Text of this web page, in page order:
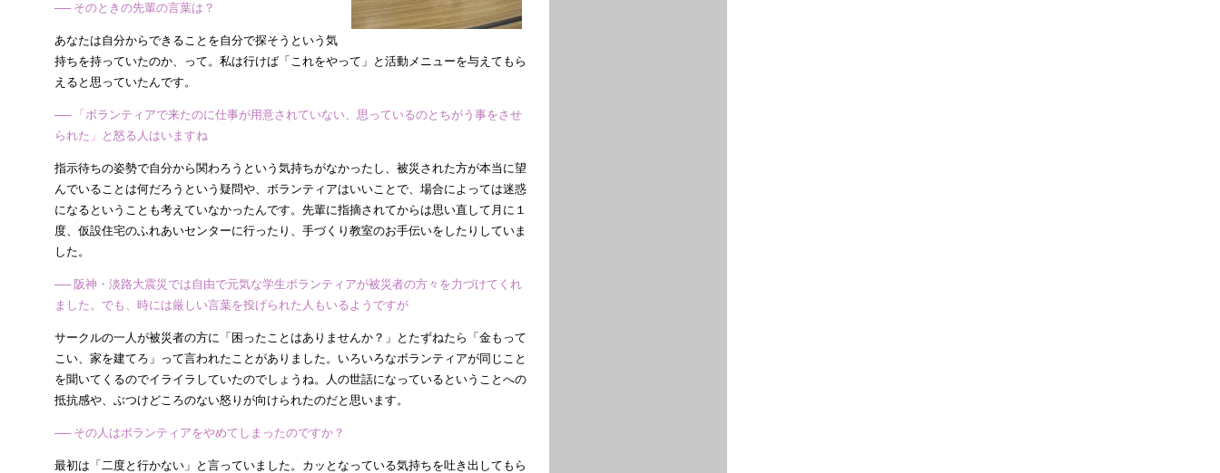
── そのときの先輩の言葉は？
あなたは自分からできることを自分で探そうという気
持ちを持っていたのか、って。私は行けば「これをやって」と活動メニューを与えてもら
えると思っていたんです。
── 「ボランティアで来たのに仕事が用意されていない、思っているのとちがう事をさせ
られた」と怒る人はいますね
指示待ちの姿勢で自分から関わろうという気持ちがなかったし、被災された方が本当に望
んでいることは何だろうという疑問や、ボランティアはいいことで、場合によっては迷惑
になるということも考えていなかったんです。先輩に指摘されてからは思い直して月に１
度、仮設住宅のふれあいセンターに行ったり、手づくり教室のお手伝いをしたりしていま
した。
── 阪神・淡路大震災では自由で元気な学生ボランティアが被災者の方々を力づけてくれ
ました。でも、時には厳しい言葉を投げられた人もいるようですが
サークルの一人が被災者の方に「困ったことはありませんか？」とたずねたら「金もって
こい、家を建てろ」って言われたことがありました。いろいろなボランティアが同じこと
を聞いてくるのでイライラしていたのでしょうね。人の世話になっているということへの
抵抗感や、ぶつけどころのない怒りが向けられたのだと思います。
── その人はボランティアをやめてしまったのですか？
最初は「二度と行かない」と言っていました。カッとなっている気持ちを吐き出してもら